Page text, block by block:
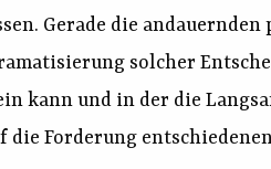
Gerade die
solcher
kann und in der die
die Forderung